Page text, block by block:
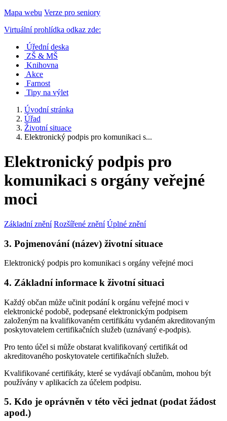
Mapa webu Verze pro seniory
Virtuální prohlídka odkaz zde:
Úřední deska
ZŠ & MŠ
Knihovna
Akce
Farnost
Tipy na výlet
Úvodní stránka
Úřad
Životní situace
Elektronický podpis pro komunikaci s...
Elektronický podpis pro
komunikaci s orgány veřejné
moci
Základní znění Rozšířené znění Úplné znění
3. Pojmenování (název) životní situace
Elektronický podpis pro komunikaci s orgány veřejné moci
4. Základní informace k životní situaci
Každý občan může učinit podání k orgánu veřejné moci v
elektronické podobě, podepsané elektronickým podpisem
založeným na kvalifikovaném certifikátu vydaném akreditovaným
poskytovatelem certifikačních služeb (uznávaný e-podpis).
Pro tento účel si může obstarat kvalifikovaný certifikát od
akreditovaného poskytovatele certifikačních služeb.
Kvalifikované certifikáty, které se vydávají občanům, mohou být
používány v aplikacích za účelem podpisu.
5. Kdo je oprávněn v této věci jednat (podat žádost
apod.)